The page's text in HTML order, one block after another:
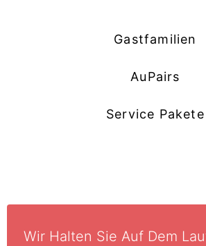
Gastfamilien
AuPairs
Service Pakete
Wir Halten Sie Auf Dem